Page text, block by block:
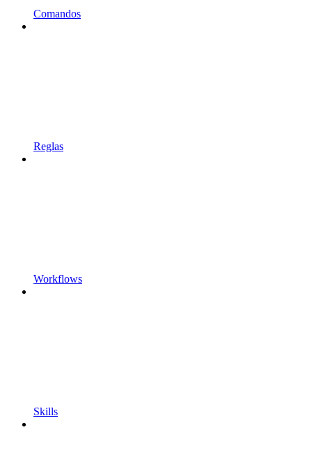
Comandos
Reglas
Workflows
Skills